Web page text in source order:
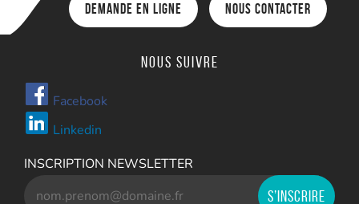
Demande en ligne Nous contacter
Nous suivre
Facebook
Linkedin
INSCRIPTION NEWSLETTER